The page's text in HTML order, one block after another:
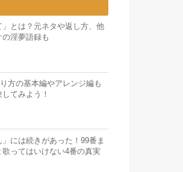
」とは？元ネタや返し方、他
淫夢語録も
方の基本編やアレンジ編も
てみよう！
には続きがあった！99番ま
歌ってはいけない4番の真実